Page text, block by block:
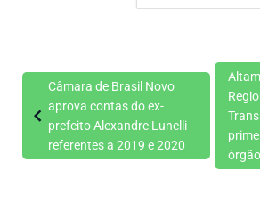
Câmara de Brasil Novo
aprova contas do ex-
prefeito Alexandre Lunelli
referentes a 2019 e 2020